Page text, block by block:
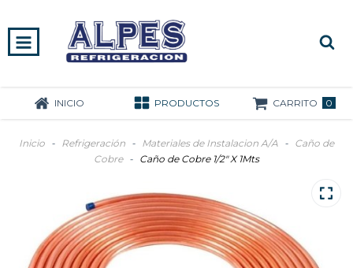
INICIO PRODUCTOS CARRITO 0
Inicio - Refrigeración - Materiales de Instalacion A/A - Caño de
Cobre - Caño de Cobre 1/2" X 1Mts